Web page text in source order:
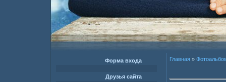
Форма входа
Друзья сайта
Главная »